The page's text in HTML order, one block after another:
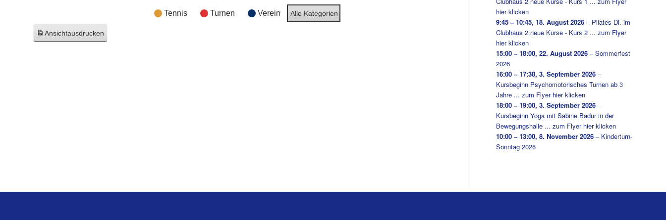
Tennis Turnen Verein Alle Kategorien
Ansichtausdrucken
hier klicken
9:45 – 10:45,18. August 2026 – Pilates Di. im
Clubhaus 2 neue Kurse - Kurs 2 ... zum Flyer
hier klicken
15:00 – 18:00,22. August 2026 –Sommerfest
2026
16:00 – 17:30,3. September 2026 –
Kursbeginn Psychomotorisches Turnen ab 3
Jahre ... zum Flyer hier klicken
18:00 – 19:00,3. September 2026 –
Kursbeginn Yoga mit Sabine Badur in der
Bewegungshalle ... zum Flyer hier klicken
10:00 – 13:00,8. November 2026 – Kinderturn-
Sonntag 2026